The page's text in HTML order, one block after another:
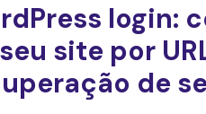
login:
site por
de